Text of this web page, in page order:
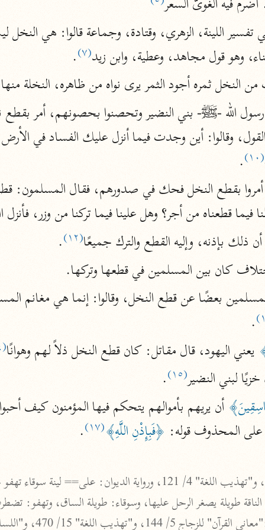
نحو ١١ مجلدًا
التسهيل لعلوم التنزيل
ابن جُزَيّ (٧٤١ هـ)
موسوعات
روح المعاني
نحو ٢٨ مجلدًا
مفاتيح الغيب
فخر الدين الرازي (٦٠٦ هـ)
نحو ٢٤ مجلدًا
أخرى
نحو ١١ مجلدًا
نحو ٢٠ مجلدًا
التحرير والتنوير
ابن عاشور (١٣٩٣ هـ)
نحو ٢٤ مجلدًا
مركَّزة
فيه الغوىَّ السعر
اللينة، الزهري، وقتادة، وجماعة قالوا: هي النخل
وهو قول مجاهد، وعطية، وابن زيد(٧) .
النخل ثمره أجود الثمر يرى نواه من ظاهره، النخلة
(١٠)
.
قطعناه من أجر؟ وهل علينا فيما تركنا من وزر، فأنزل
ذلك بإذنه، وإليه القطع والترك جميعًا(١٢)
.
كان بين المسلمين في قطعها وتركها.
.
يعني اليهود، قال مقاتل: كان قطع النخل ذلاً لهم وهوانًا(١٤)
لبني النضير(١٥)
.
أن يريهم بأموالهم يتحكم فيها المؤمنون كيف أحبوا
المحذوف قوله: ﴿فَبِإِذْنِ اللَّهِ﴾(١٧) .
طويلة يصغر الرحل عليها، وسوقاء: طويلة الساق، وتهفو: